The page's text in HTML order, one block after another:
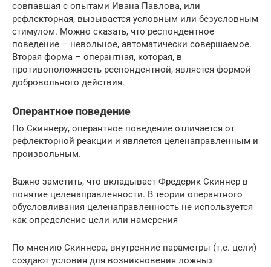
совпавшая с опытами Ивана Павлова, или
рефлекторная, вызывается условным или безусловным
стимулом. Можно сказать, что респондентное
поведение – невольное, автоматически совершаемое.
Вторая форма – оперантная, которая, в
противоположность респондентной, является формой
добровольного действия.
Оперантное поведение
По Скиннеру, оперантное поведение отличается от
рефлекторной реакции и является целенаправленным и
произвольным.
Важно заметить, что вкладывает Фредерик Скиннер в
понятие целенаправленности. В теории оперантного
обусловливания целенаправленность не используется
как определение цели или намерения
По мнению Скиннера, внутренние параметры (т.е. цели)
создают условия для возникновения ложных